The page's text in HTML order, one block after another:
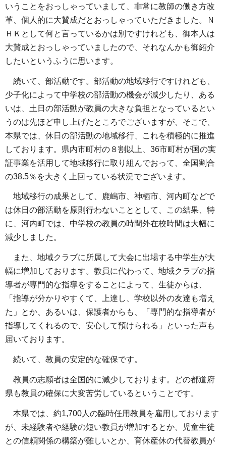
いうことをおっしゃっていまして、非常に教師の働き方改
革、個人的に大賛成だとおっしゃっていただきました。Ｎ
ＨＫとして何と言っているかは別ですけれども、御本人は
大賛成とおっしゃっていましたので、それなんかも御紹介
したいというふうに思います。
続いて、部活動です。部活動の地域移行ですけれども、
少子化によって中学校の部活動の機会が減少したり、ある
いは、土日の部活動が教員の大きな負担となっているとい
うのは先ほど申し上げたところでございますが、そこで、
本県では、休日の部活動の地域移行、これを積極的に推進
しております。県内市町村の８割以上、36市町村が国の実
証事業を活用して地域移行に取り組んでおって、全国割合
の38.5％を大きく上回っている状況でございます。
地域移行の成果として、鹿嶋市、神栖市、河内町などで
は休日の部活動を原則行わないこととして、この結果、特
に、河内町では、中学校の教員の時間外在校時間は大幅に
減少しました。
また、地域クラブに所属して大会に出場する中学生が大
幅に増加しております。教員に代わって、地域クラブの指
導者が専門的な指導をすることによって、生徒からは、
「指導が分かりやすくて、上達し、学校以外の友達も増え
た」とか、あるいは、保護者からも、「専門的な指導者が
指導してくれるので、安心して預けられる」といった声も
届いております。
続いて、教員の安定的な確保です。
教員の志願者は全国的に減少しております。どの都道府
県も教員の確保に大変苦労しているということです。
本県では、約1,700人の臨時任用教員を雇用しております
が、未経験者や経験の短い教員が増加するとか、児童生徒
との信頼関係の構築が難しいとか、育休産休の代替教員が